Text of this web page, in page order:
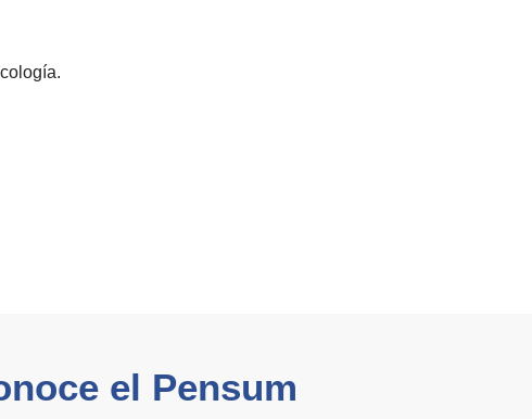
el Pensum